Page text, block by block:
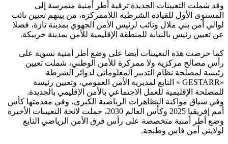
وقد شملت التعيينات الجديدة ترقية أطر أمنية متمرسة إلى
المستوى الأول للقيادة الشرطية اللاممركزة، من بينهم تعيين نائب
لوالي أمن بني ملال ونائب لرئيس الأمن الجهوي بمدينة تازة، فضلا
عن تعيين رئيس بالنيابة للمنطقة الإقليمية للأمن بمدينة خريبكة.
كما حرصت هذه التعيينات أيضا على وضع أطر أمنية نسوية على
رأس مصالح مركزية ولا ممركزة للأمن الوطني، شملت تعيين
رئيسة لمصلحة نظام التدبير المعلوماتي لدوائر الشرطة
«GESTARR » التابع لمديرية الأمن العمومي، وتعيين رئيسة
للمصلحة الإقليمية للعمل الاجتماعي بالأمن الإقليمي بالجديدة.
وفي سياق مواكبة التظاهرات الرياضية الكبرى، وفي مقدمتها كأس
أمم إفريقيا 2025 وكأس العالم 2030، حملت لائحة التعيينات الأخيرة
وضع أطر أمنية متخصصة على رأس فرق الأمن الرياضي التابع
لولايتي أمن فاس وطنجة.